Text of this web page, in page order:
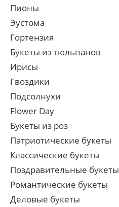
Пионы
Эустома
Гортензия
Букеты из тюльпанов
Ирисы
Гвоздики
Подсолнухи
Flower Day
Букеты из роз
Патриотические букеты
Классические букеты
Поздравительные букеты
Романтические букеты
Деловые букеты